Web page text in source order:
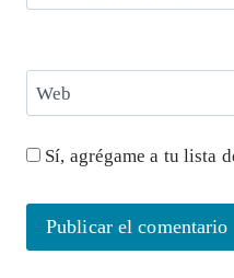
Web
Sí, agrégame a tu lista